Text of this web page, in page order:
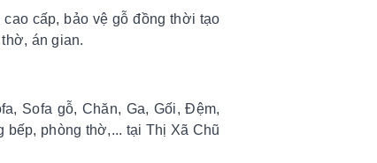
cấp, bảo vệ gỗ đồng thời tạo
án gian.
Sofa gỗ, Chăn, Ga, Gối, Đệm,
phòng thờ,... tại Thị Xã Chũ